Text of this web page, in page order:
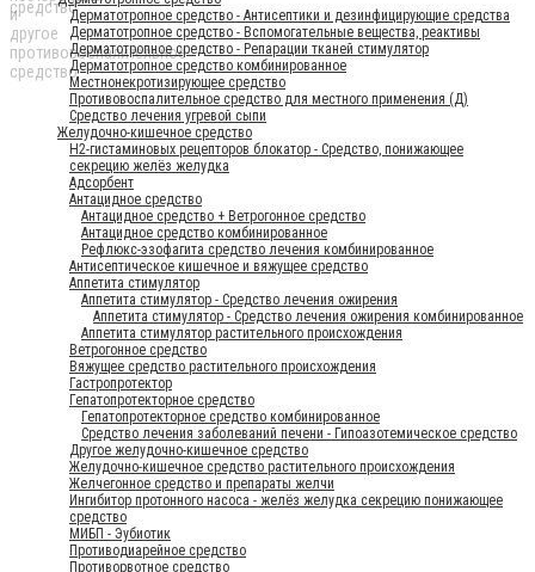
Дерматотропное средство - Антисептики и дезинфицирующие средства
Дерматотропное средство - Вспомогательные вещества, реактивы
Дерматотропное средство - Репарации тканей стимулятор
Дерматотропное средство комбинированное
Местнонекротизирующее средство
Противовоспалительное средство для местного применения (Д)
Средство лечения угревой сыпи
Желудочно-кишечное средство
H2-гистаминовых рецепторов блокатор - Средство, понижающее
секрецию желёз желудка
Адсорбент
Антацидное средство
Антацидное средство + Ветрогонное средство
Антацидное средство комбинированное
Рефлюкс-эзофагита средство лечения комбинированное
Антисептическое кишечное и вяжущее средство
Аппетита стимулятор
Аппетита стимулятор - Средство лечения ожирения
Аппетита стимулятор - Средство лечения ожирения комбинированное
Аппетита стимулятор растительного происхождения
Ветрогонное средство
Вяжущее средство растительного происхождения
Гастропротектор
Гепатопротекторное средство
Гепатопротекторное средство комбинированное
Средство лечения заболеваний печени - Гипоазотемическое средство
Другое желудочно-кишечное средство
Желудочно-кишечное средство растительного происхождения
Желчегонное средство и препараты желчи
Ингибитор протонного насоса - желёз желудка секрецию понижающее
средство
МИБП - Эубиотик
Противодиарейное средство
Противорвотное средство